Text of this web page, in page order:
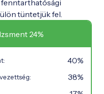
fenntarthatósági
tüntetjük fel.
24%
40%
38%